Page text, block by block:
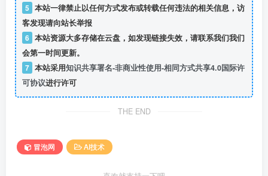
5 本站一律禁止以任何方式发布或转载任何违法的相关信息，访
客发现请向站长举报
6 本站资源大多存储在云盘，如发现链接失效，请联系我们我们
会第一时间更新。
7 本站采用知识共享署名-非商业性使用-相同方式共享4.0国际许
可协议进行许可
THE END
冒泡网 AI技术